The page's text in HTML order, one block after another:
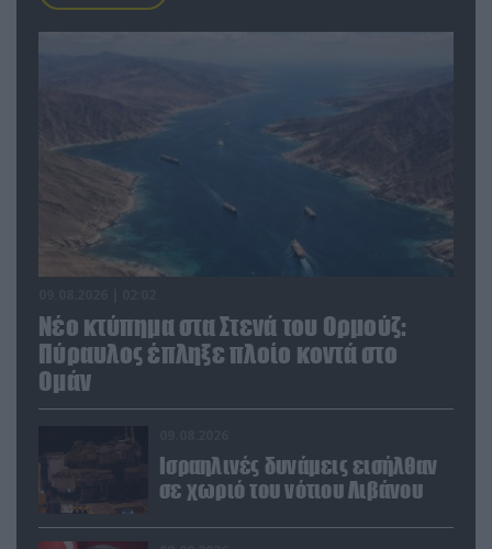
Νέο κτύπημα στα Στενά του Ορμούζ:
Πύραυλος έπληξε πλοίο κοντά στο
Ομάν
Ισραηλινές δυνάμεις εισήλθαν
σε χωριό του νότιου Λιβάνου